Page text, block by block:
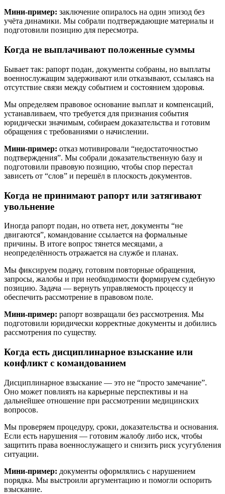
Мини-пример: заключение опиралось на один эпизод без
учёта динамики. Мы собрали подтверждающие материалы и
подготовили позицию для пересмотра.
Когда не выплачивают положенные суммы
Бывает так: рапорт подан, документы собраны, но выплаты
военнослужащим задерживают или отказывают, ссылаясь на
отсутствие связи между событием и состоянием здоровья.
Мы определяем правовое основание выплат и компенсаций,
устанавливаем, что требуется для признания события
юридически значимым, собираем доказательства и готовим
обращения с требованиями о начислении.
Мини-пример: отказ мотивировали “недостаточностью
подтверждения”. Мы собрали доказательственную базу и
подготовили правовую позицию, чтобы спор перестал
зависеть от “слов” и перешёл в плоскость документов.
Когда не принимают рапорт или затягивают
увольнение
Иногда рапорт подан, но ответа нет, документы “не
двигаются”, командование ссылается на формальные
причины. В итоге вопрос тянется месяцами, а
неопределённость отражается на службе и планах.
Мы фиксируем подачу, готовим повторные обращения,
запросы, жалобы и при необходимости формируем судебную
позицию. Задача — вернуть управляемость процессу и
обеспечить рассмотрение в правовом поле.
Мини-пример: рапорт возвращали без рассмотрения. Мы
подготовили юридически корректные документы и добились
рассмотрения по существу.
Когда есть дисциплинарное взыскание или
конфликт с командованием
Дисциплинарное взыскание — это не “просто замечание”.
Оно может повлиять на карьерные перспективы и на
дальнейшее отношение при рассмотрении медицинских
вопросов.
Мы проверяем процедуру, сроки, доказательства и основания.
Если есть нарушения — готовим жалобу либо иск, чтобы
защитить права военнослужащего и снизить риск усугубления
ситуации.
Мини-пример: документы оформлялись с нарушением
порядка. Мы выстроили аргументацию и помогли оспорить
взыскание.